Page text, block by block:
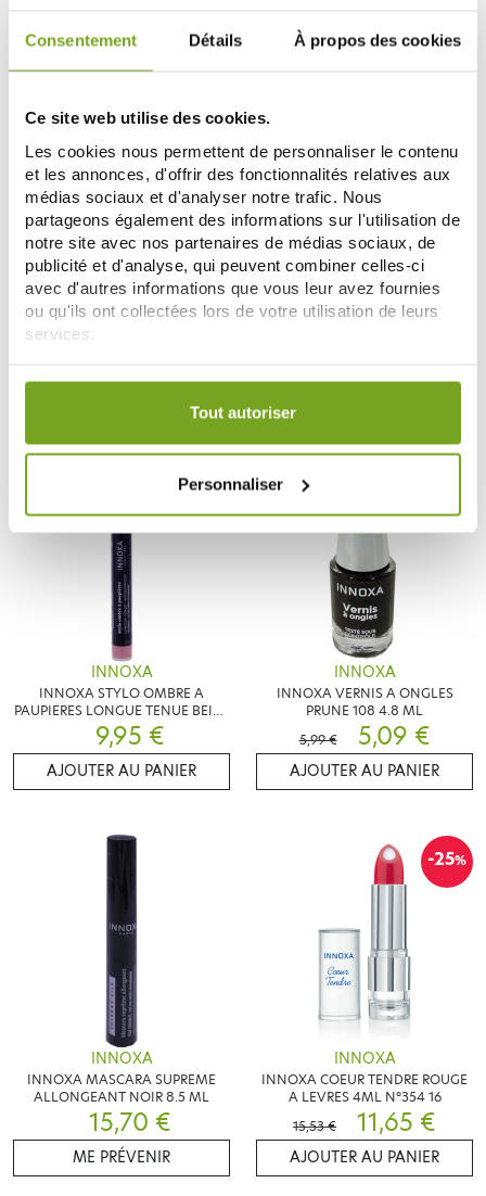
Consentement Détails À propos des cookies
Ce site web utilise des cookies.
Les cookies nous permettent de personnaliser le contenu
et les annonces, d'offrir des fonctionnalités relatives aux
médias sociaux et d'analyser notre trafic. Nous
partageons également des informations sur l'utilisation de
notre site avec nos partenaires de médias sociaux, de
publicité et d'analyse, qui peuvent combiner celles-ci
avec d'autres informations que vous leur avez fournies
ou qu'ils ont collectées lors de votre utilisation de leurs
services.
Votre choix de consentement est conservé pendant une
Tout autoriser
Personnaliser
INNOXA
INNOXA CRAYON A SOURCILS
AJOUTER AU PANIER
INNOXA
INNOXA STYLO OMBRE A
ME PRÉVENIR
INNOXA
INNOXA STYLO OMBRE A
PAUPIERES LONGUE TENUE BEIGE
PERLE
9,95 €
AJOUTER AU PANIER
INNOXA
INNOXA VERNIS A ONGLES
PRUNE 108 4.8 ML
5,99 €
5,09 €
AJOUTER AU PANIER
INNOXA
INNOXA MASCARA SUPREME
ALLONGEANT NOIR 8.5 ML
15,70 €
ME PRÉVENIR
-25%
INNOXA
INNOXA COEUR TENDRE ROUGE
A LEVRES 4ML N°354 16
15,53 €
11,65 €
AJOUTER AU PANIER